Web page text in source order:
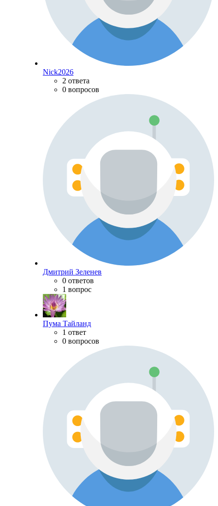
Nick2026
2 ответа
0 вопросов
Дмитрий Зеленев
0 ответов
1 вопрос
Пума Тайланд
1 ответ
0 вопросов